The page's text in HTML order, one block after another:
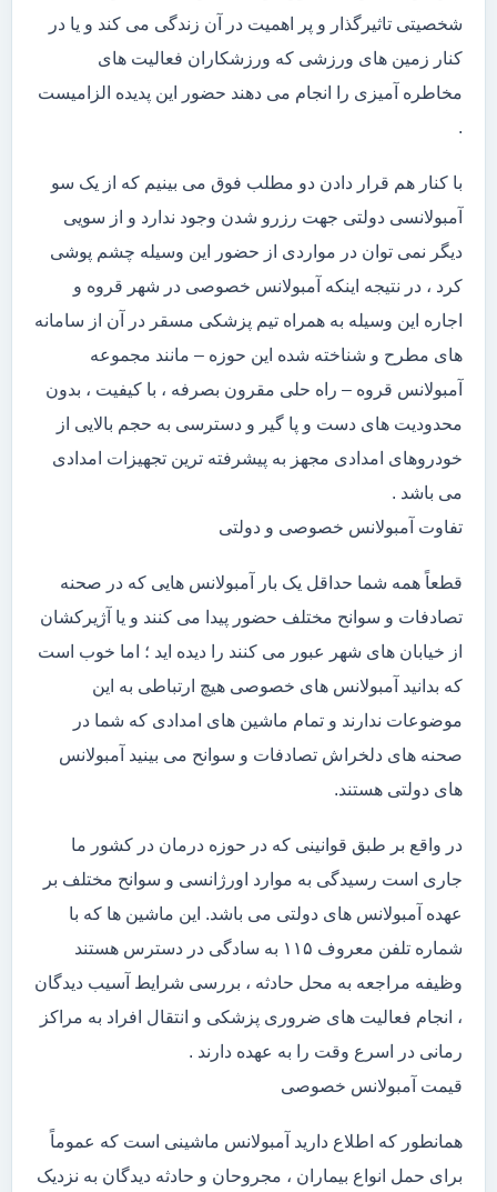
شخصیتی تاثیرگذار و پر اهمیت در آن زندگی می کند و یا در
کنار زمین های ورزشی که ورزشکاران فعالیت های
مخاطره آمیزی را انجام می دهند حضور این پدیده الزامیست
.
با کنار هم قرار دادن دو مطلب فوق می بینیم که از یک سو
آمبولانسی دولتی جهت رزرو شدن وجود ندارد و از سویی
دیگر نمی توان در مواردی از حضور این وسیله چشم پوشی
کرد ، در نتیجه اینکه آمبولانس خصوصی در شهر قروه و
اجاره این وسیله به همراه تیم پزشکی مسقر در آن از سامانه
های مطرح و شناخته شده این حوزه – مانند مجموعه
آمبولانس قروه – راه حلی مقرون بصرفه ، با کیفیت ، بدون
محدودیت های دست و پا گیر و دسترسی به حجم بالایی از
خودروهای امدادی مجهز به پیشرفته ترین تجهیزات امدادی
می باشد .
تفاوت آمبولانس خصوصی و دولتی
قطعاً همه شما حداقل یک بار آمبولانس هایی که در صحنه
تصادفات و سوانح مختلف حضور پیدا می کنند و یا آژیرکشان
از خیابان های شهر عبور می کنند را دیده اید ؛ اما خوب است
که بدانید آمبولانس های خصوصی هیچ ارتباطی به این
موضوعات ندارند و تمام ماشین های امدادی که شما در
صحنه های دلخراش تصادفات و سوانح می بینید آمبولانس
های دولتی هستند.
در واقع بر طبق قوانینی که در حوزه درمان در کشور ما
جاری است رسیدگی به موارد اورژانسی و سوانح مختلف بر
عهده آمبولانس های دولتی می باشد. این ماشین ها که با
شماره تلفن معروف ۱۱۵ به سادگی در دسترس هستند
وظیفه مراجعه به محل حادثه ، بررسی شرایط آسیب دیدگان
، انجام فعالیت های ضروری پزشکی و انتقال افراد به مراکز
رمانی در اسرع وقت را به عهده دارند .
قیمت آمبولانس خصوصی
همانطور که اطلاع دارید آمبولانس ماشینی است که عموماً
برای حمل انواع بیماران ، مجروحان و حادثه دیدگان به نزدیک